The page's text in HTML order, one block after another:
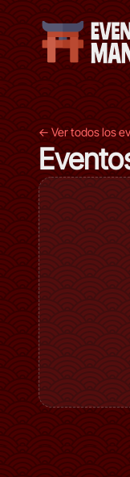
← Ver todos los